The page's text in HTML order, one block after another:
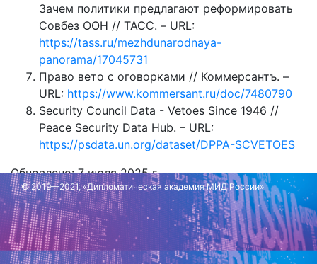
Зачем политики предлагают реформировать
Совбез ООН // ТАСС. – URL:
https://tass.ru/mezhdunarodnaya-
panorama/17045731
Право вето с оговорками // Коммерсантъ. –
URL: https://www.kommersant.ru/doc/7480790
Security Council Data - Vetoes Since 1946 //
Peace Security Data Hub. – URL:
https://psdata.un.org/dataset/DPPA-SCVETOES
Обновлено: 7 июля 2025 г.
Обновлено: 7 июля 2025 г.
© 2019—2021, «Дипломатическая академия МИД России»